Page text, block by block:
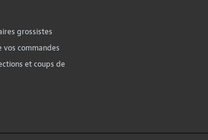
grossistes
vos commandes
et coups de